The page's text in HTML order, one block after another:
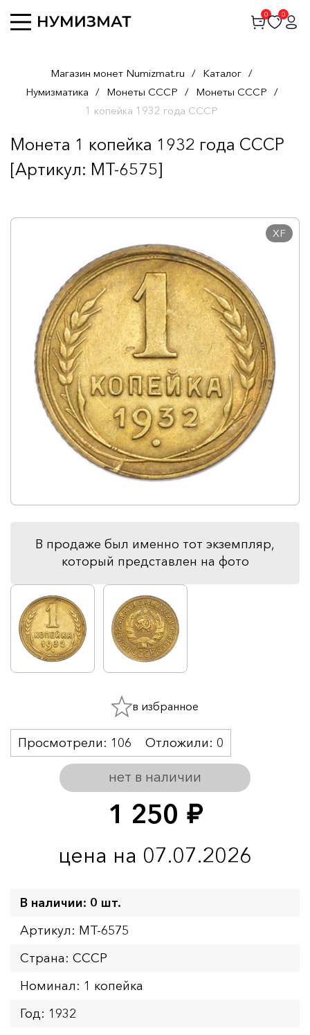
0 0
Магазин монет Numizmat.ru / Каталог /
Нумизматика / Монеты СССР / Монеты СССР /
1 копейка 1932 года СССР
Монета 1 копейка 1932 года СССР
[Артикул: MT-6575]
XF
В продаже был именно тот экземпляр,
который представлен на фото
1 250 руб.
цена на 07.07.2026
нет в наличии
Просмотрели: 106 Отложили: 0
в избранное
В наличии: 0 шт.
Артикул: MT-6575
Страна: СССР
Номинал: 1 копейка
Год: 1932